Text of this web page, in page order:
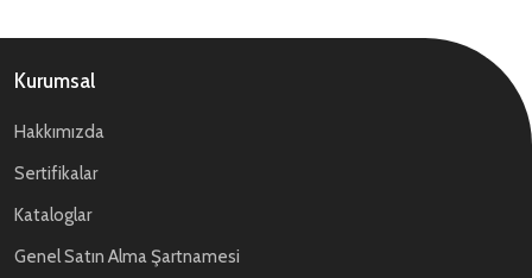
Kurumsal
Hakkımızda
Sertifikalar
Kataloglar
Genel Satın Alma Şartnamesi